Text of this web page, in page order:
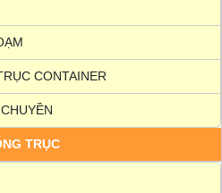
CONTAINER
TRỤC